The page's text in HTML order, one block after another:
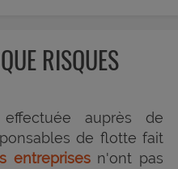
RISQUES
auprès de
de flotte fait
entreprisesn'ont pas